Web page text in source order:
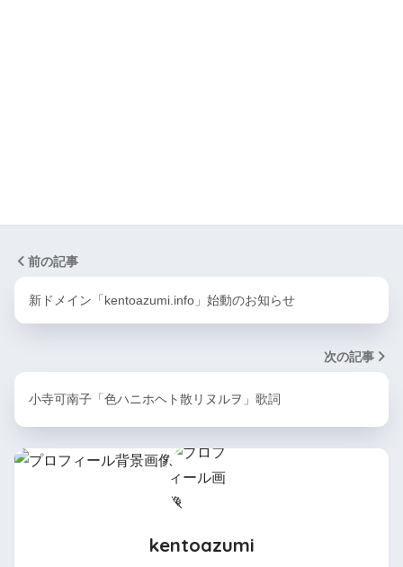
前の記事
新ドメイン「kentoazumi.info」始動のお知らせ
次の記事
小寺可南子「色ハニホヘト散リヌルヲ」歌詞
kentoazumi